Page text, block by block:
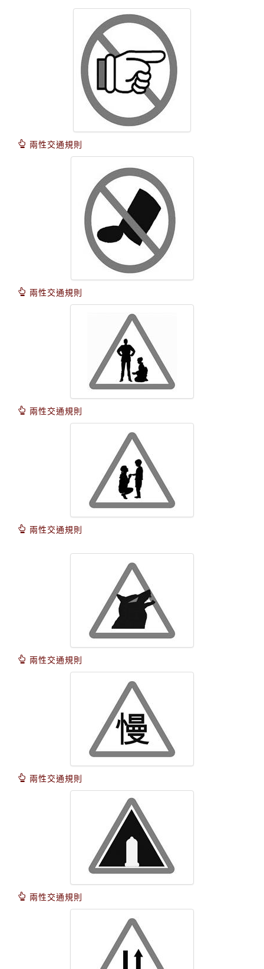
兩性交通規則
兩性交通規則
兩性交通規則
兩性交通規則
兩性交通規則
兩性交通規則
兩性交通規則